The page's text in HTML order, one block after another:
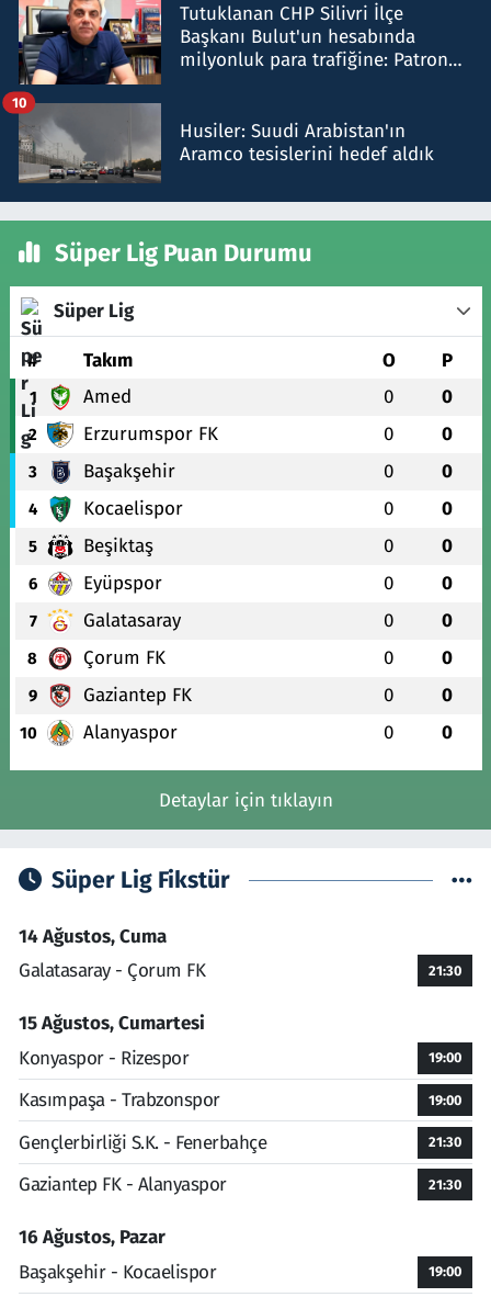
Tutuklanan CHP Silivri İlçe
Başkanı Bulut'un hesabında
milyonluk para trafiğine: Patron
Husiler: Suudi Arabistan'ın
Aramco tesislerini hedef aldık
10
Süper Lig Puan Durumu
Süper Lig
# Takım O P
1 Amed 0 0
2 Erzurumspor FK 0 0
3 Başakşehir 0 0
4 Kocaelispor 0 0
5 Beşiktaş 0 0
6 Eyüpspor 0 0
7 Galatasaray 0 0
8 Çorum FK 0 0
9 Gaziantep FK 0 0
10 Alanyaspor 0 0
Detaylar için tıklayın
Süper Lig Fikstür
14 Ağustos, Cuma
Galatasaray - Çorum FK
21:30
15 Ağustos, Cumartesi
Konyaspor - Rizespor
19:00
Kasımpaşa - Trabzonspor 19:00
Gençlerbirliği S.K. - Fenerbahçe 21:30
Gaziantep FK - Alanyaspor 21:30
16 Ağustos, Pazar
Başakşehir - Kocaelispor
19:00